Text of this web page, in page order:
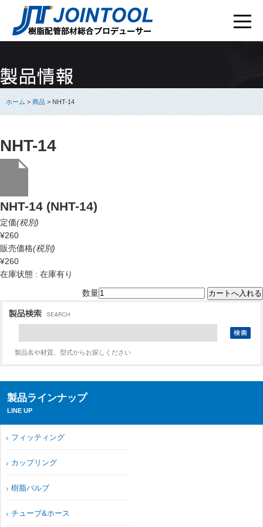
ホーム>商品> NHT-14
NHT-14
NHT-14 (NHT-14)
定価(税別)
¥260
販売価格(税別)
¥260
在庫状態 : 在庫有り
数量
製品名や材質、型式からお探しください
製品ラインナップ
LINE UP
フィッティング
カップリング
樹脂バルブ
チューブ&ホース